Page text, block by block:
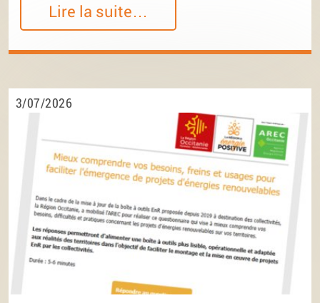
Lire la suite…
3/07/2026